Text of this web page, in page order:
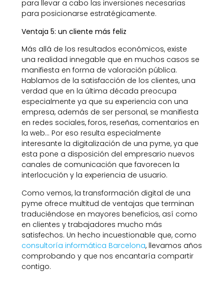
para llevar a cabo las inversiones necesarias
para posicionarse estratégicamente.
Ventaja 5: un cliente más feliz
Más allá de los resultados económicos, existe
una realidad innegable que en muchos casos se
manifiesta en forma de valoración pública.
Hablamos de la satisfacción de los clientes, una
verdad que en la última década preocupa
especialmente ya que su experiencia con una
empresa, además de ser personal, se manifiesta
en redes sociales, foros, reseñas, comentarios en
la web… Por eso resulta especialmente
interesante la digitalización de una pyme, ya que
esta pone a disposición del empresario nuevos
canales de comunicación que favorecen la
interlocución y la experiencia de usuario.
Como vemos, la transformación digital de una
pyme ofrece multitud de ventajas que terminan
traduciéndose en mayores beneficios, así como
en clientes y trabajadores mucho más
satisfechos. Un hecho incuestionable que, como
consultoría informática Barcelona, llevamos años
comprobando y que nos encantaría compartir
contigo.